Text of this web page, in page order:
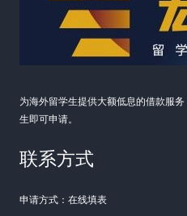
为海外留学生提供大额低息的借款服
生即可申请。
联系方式
申请方式：在线填表